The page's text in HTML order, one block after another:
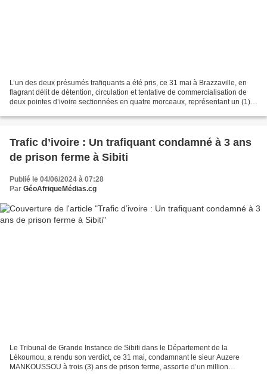
L’un des deux présumés trafiquants a été pris, ce 31 mai à Brazzaville, en
flagrant délit de détention, circulation et tentative de commercialisation de
deux pointes d’ivoire sectionnées en quatre morceaux, représentant un (1)
Trafic d’ivoire : Un trafiquant condamné à 3 ans
de prison ferme à Sibiti
Publié le 04/06/2024 à 07:28
Par GéoAfriqueMédias.cg
Le Tribunal de Grande Instance de Sibiti dans le Département de la
Lékoumou, a rendu son verdict, ce 31 mai, condamnant le sieur Auzere
MANKOUSSOU à trois (3) ans de prison ferme, assortie d’un million